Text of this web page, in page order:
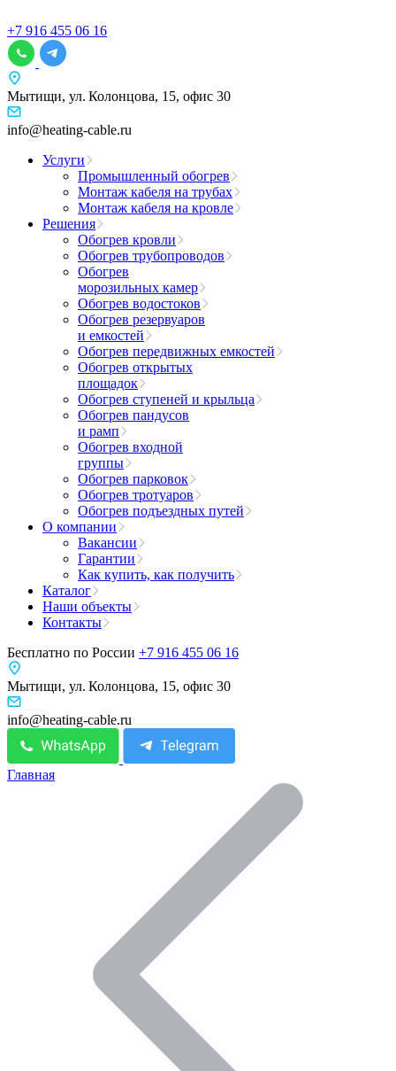
+7 916 455 06 16
Мытищи, ул. Колонцова, 15, офис 30
info@heating-cable.ru
Услуги
Промышленный обогрев
Монтаж кабеля на трубах
Монтаж кабеля на кровле
Решения
Обогрев кровли
Обогрев трубопроводов
Обогрев
морозильных камер
Обогрев водостоков
Обогрев резервуаров
и емкостей
Обогрев передвижных емкостей
Обогрев открытых
площадок
Обогрев ступеней и крыльца
Обогрев пандусов
и рамп
Обогрев входной
группы
Обогрев парковок
Обогрев тротуаров
Обогрев подъездных путей
О компании
Вакансии
Гарантии
Как купить, как получить
Каталог
Наши объекты
Контакты
Бесплатно по России +7 916 455 06 16
Мытищи, ул. Колонцова, 15, офис 30
info@heating-cable.ru
Главная